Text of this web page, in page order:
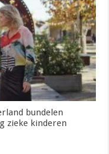
bundelen
zieke kinderen